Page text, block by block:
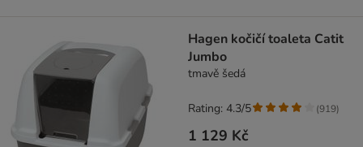
Hagen kočičí toaleta Catit
Jumbo
tmavě šedá
1 129 Kč
Rating: 4.3/5 (919)